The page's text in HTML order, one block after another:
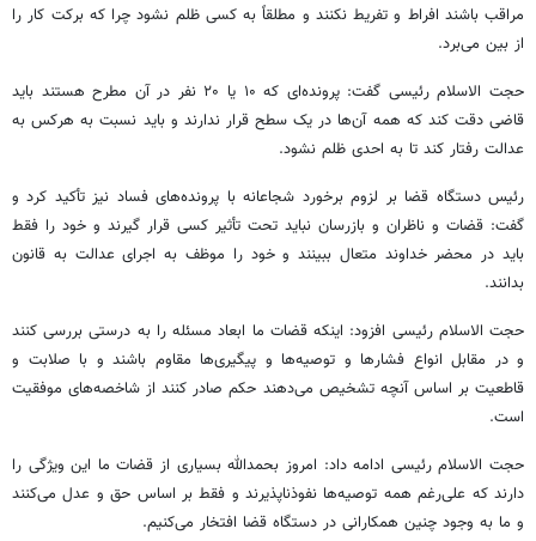
مراقب باشند افراط و تفریط نکنند و مطلقاً به کسی ظلم نشود چرا که برکت کار را
از بین می‌برد.
حجت الاسلام رئیسی گفت: پرونده‌ای که ۱۰ یا ۲۰ نفر در آن مطرح هستند باید
قاضی دقت کند که همه آن‌ها در یک سطح قرار ندارند و باید نسبت به هرکس به
عدالت رفتار کند تا به احدی ظلم نشود.
رئیس دستگاه قضا بر لزوم برخورد شجاعانه با پرونده‌های فساد نیز تأکید کرد و
گفت: قضات و ناظران و بازرسان نباید تحت تأثیر کسی قرار گیرند و خود را فقط
باید در محضر خداوند متعال ببینند و خود را موظف به اجرای عدالت به قانون
بدانند.
حجت الاسلام رئیسی افزود: اینکه قضات ما ابعاد مسئله را به درستی بررسی کنند
و در مقابل انواع فشارها و توصیه‌ها و پیگیری‌ها مقاوم باشند و با صلابت و
قاطعیت بر اساس آنچه تشخیص می‌دهند حکم صادر کنند از شاخصه‌های موفقیت
است.
حجت الاسلام رئیسی ادامه داد: امروز بحمدالله بسیاری از قضات ما این ویژگی را
دارند که علی‌رغم همه توصیه‌ها نفوذناپذیرند و فقط بر اساس حق و عدل می‌کنند
و ما به وجود چنین همکارانی در دستگاه قضا افتخار می‌کنیم.